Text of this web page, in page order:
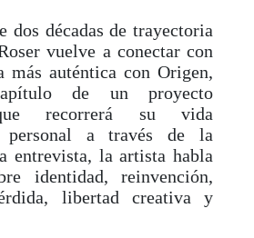
dos décadas de trayectoria
vuelve a conectar con
más auténtica con Origen,
de un proyecto
recorrerá su vida
personal a través de la
entrevista, la artista habla
identidad, reinvención,
libertad creativa y